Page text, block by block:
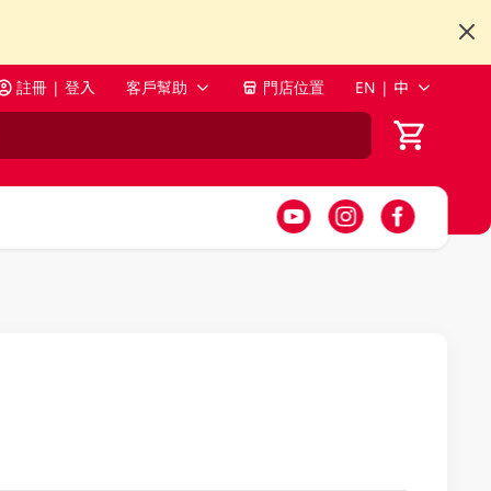
註冊 | 登入 客戶幫助 門店位置 EN | 中